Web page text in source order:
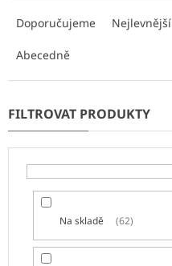
n
p
r
o
Doporučujeme Nejlevnější
Abecedně
Na skladě 62